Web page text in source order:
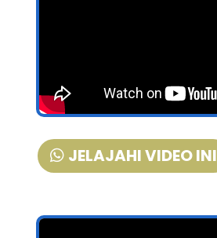
JELAJAHI VIDEO INI